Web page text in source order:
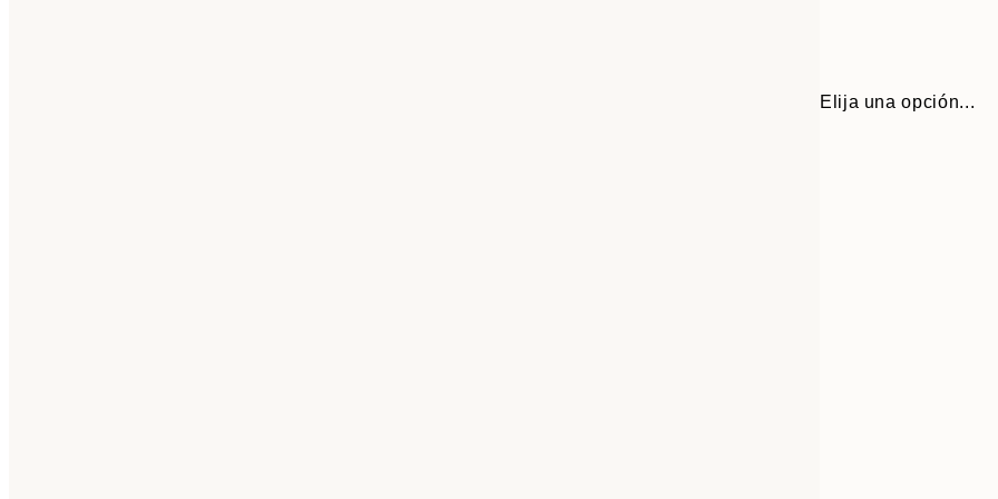
Elija una opción...